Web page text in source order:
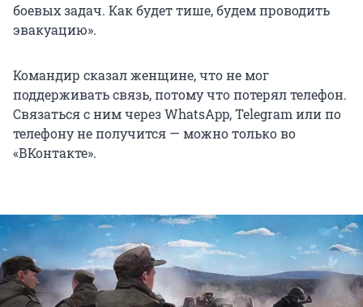
боевых задач. Как будет тише, будем проводить
эвакуацию».
Командир сказал женщине, что не мог
поддерживать связь, потому что потерял телефон.
Связаться с ним через WhatsApp, Telegram или по
телефону не получится — можно только во
«ВКонтакте».